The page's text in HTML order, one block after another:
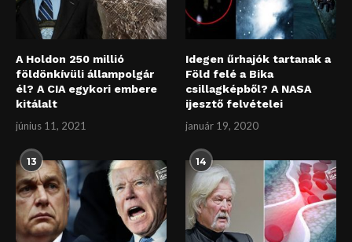
A Holdon 250 millió
földönkívüli állampolgár
él? A CIA egykori embere
kitálalt
június 11, 2021
Idegen űrhajók tartanak a
Föld felé a Bika
csillagképből? A NASA
ijesztő felvételei
január 19, 2020
13 14